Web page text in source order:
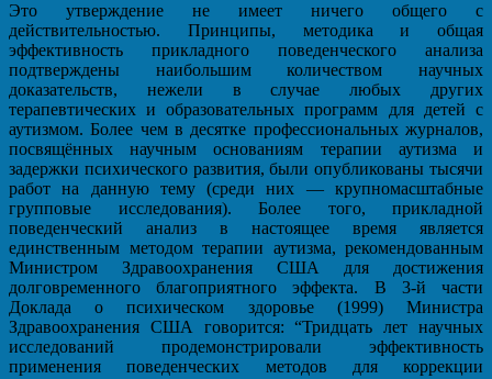
Это утверждение не имеет ничего общего с
действительностью. Принципы, методика и общая
эффективность прикладного поведенческого анализа
подтверждены наибольшим количеством научных
доказательств, нежели в случае любых других
терапевтических и образовательных программ для детей с
аутизмом. Более чем в десятке профессиональных журналов,
посвящённых научным основаниям терапии аутизма и
задержки психического развития, были опубликованы тысячи
работ на данную тему (среди них — крупномасштабные
групповые исследования). Более того, прикладной
поведенческий анализ в настоящее время является
единственным методом терапии аутизма, рекомендованным
Министром Здравоохранения США для достижения
долговременного благоприятного эффекта. В 3-й части
Доклада о психическом здоровье (1999) Министра
Здравоохранения США говорится: “Тридцать лет научных
исследований продемонстрировали эффективность
применения поведенческих методов для коррекции